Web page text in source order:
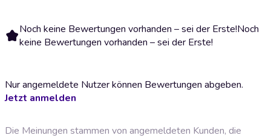
Noch keine Bewertungen vorhanden – sei der Erste!Noch
keine Bewertungen vorhanden – sei der Erste!
Nur angemeldete Nutzer können Bewertungen abgeben.
Jetzt anmelden
Die Meinungen stammen von angemeldeten Kunden, die